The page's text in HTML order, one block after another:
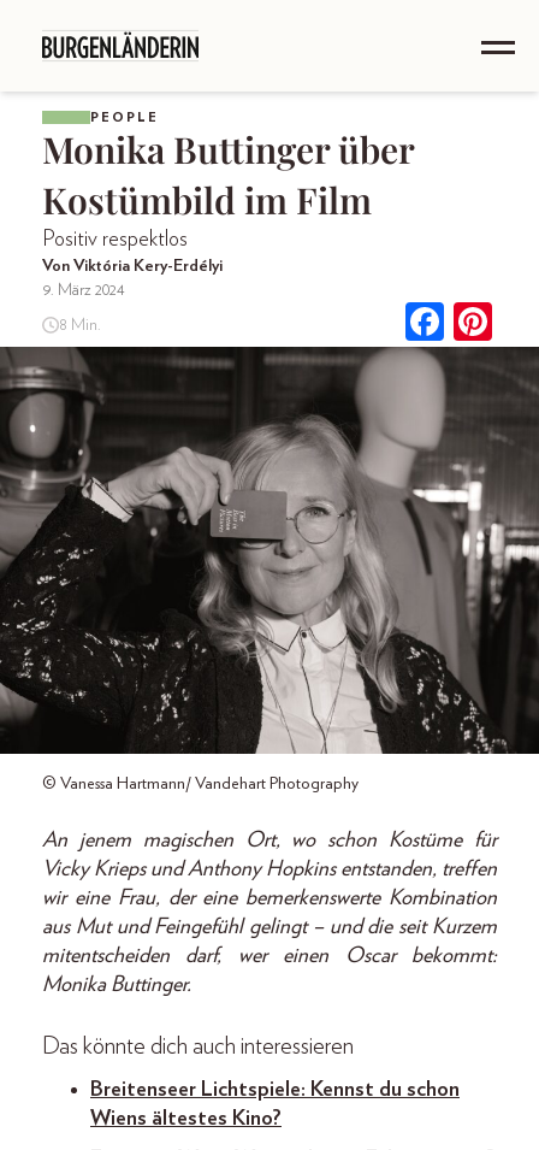
PEOPLE
Monika Buttinger über
Kostümbild im Film
Positiv respektlos
Von Viktória Kery-Erdélyi
9. März 2024
8 Min.
© Vanessa Hartmann/ Vandehart Photography
An jenem magischen Ort, wo schon Kostüme für
Vicky Krieps und Anthony Hopkins entstanden, treffen
wir eine Frau, der eine bemerkenswerte Kombination
aus Mut und Feingefühl gelingt – und die seit Kurzem
mitentscheiden darf, wer einen Oscar bekommt:
Monika Buttinger.
Das könnte dich auch interessieren
Breitenseer Lichtspiele: Kennst du schon
Wiens ältestes Kino?